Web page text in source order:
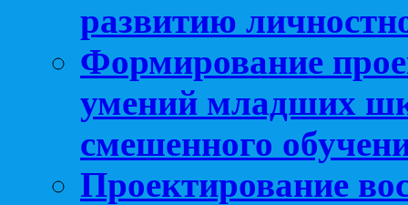
развитию
Формирование
умений младших
смешенного
Проектирование